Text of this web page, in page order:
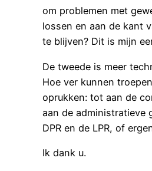
om problemen met
lossen en aan de kant
te blijven? Dit is mijn
De tweede is meer
Hoe ver kunnen
oprukken: tot aan de
aan de administratieve
DPR en de LPR, of
Ik dank u.